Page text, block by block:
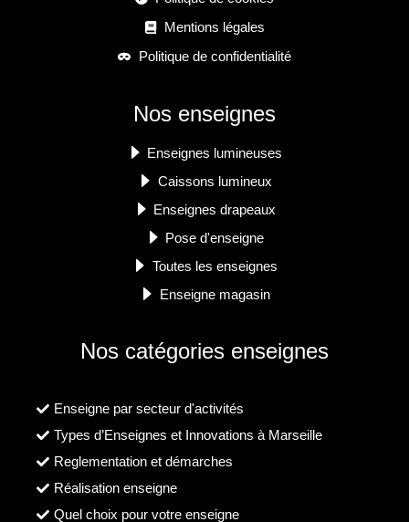
Mentions légales
Politique de confidentialité
Nos enseignes
Enseignes lumineuses
Caissons lumineux
Enseignes drapeaux
Pose d'enseigne
Toutes les enseignes
Enseigne magasin
Nos catégories enseignes
Enseigne par secteur d'activités
Types d’Enseignes et Innovations à Marseille
Reglementation et démarches
Réalisation enseigne
Quel choix pour votre enseigne